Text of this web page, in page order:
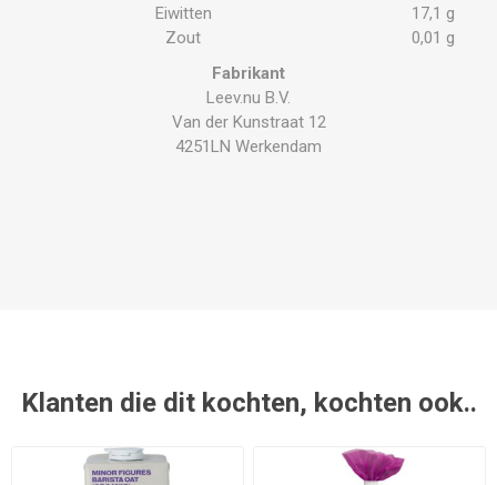
Eiwitten
17,1 g
Zout
0,01 g
Fabrikant
Leev.nu B.V.
Van der Kunstraat 12
4251LN Werkendam
Klanten die dit kochten, kochten ook..